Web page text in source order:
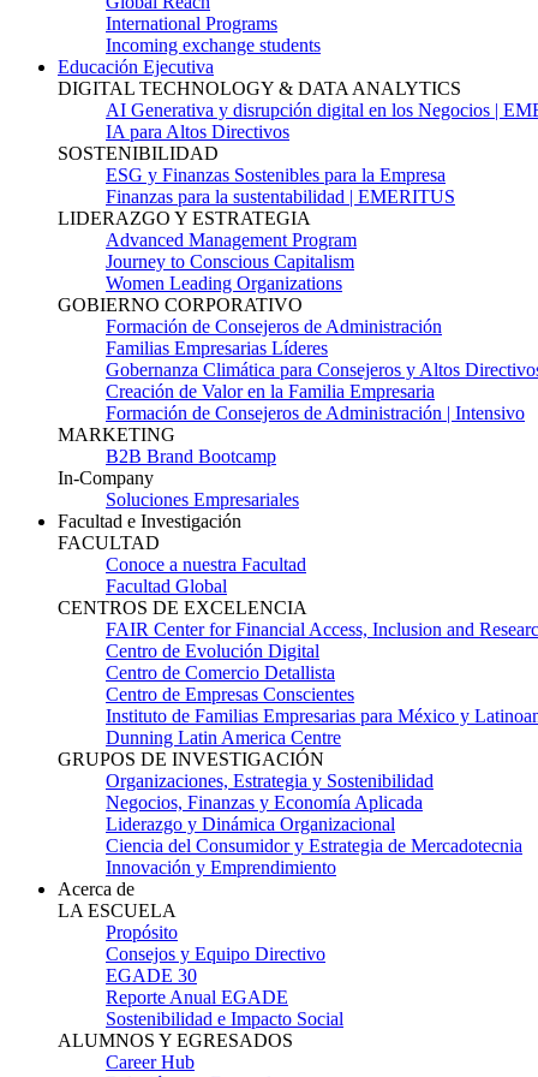
International Programs
Incoming exchange students
Educación Ejecutiva
DIGITAL TECHNOLOGY & DATA ANALYTICS
AI Generativa y disrupción digital en los Negocios |
IA para Altos Directivos
SOSTENIBILIDAD
ESG y Finanzas Sostenibles para la Empresa
Finanzas para la sustentabilidad | EMERITUS
LIDERAZGO Y ESTRATEGIA
Advanced Management Program
Journey to Conscious Capitalism
Women Leading Organizations
GOBIERNO CORPORATIVO
Formación de Consejeros de Administración
Familias Empresarias Líderes
Gobernanza Climática para Consejeros y Altos
Creación de Valor en la Familia Empresaria
Formación de Consejeros de Administración | Intensivo
MARKETING
B2B Brand Bootcamp
In-Company
Soluciones Empresariales
Facultad e Investigación
FACULTAD
Conoce a nuestra Facultad
Facultad Global
CENTROS DE EXCELENCIA
FAIR Center for Financial Access, Inclusion and
Centro de Evolución Digital
Centro de Comercio Detallista
Centro de Empresas Conscientes
Instituto de Familias Empresarias para México y
Dunning Latin America Centre
GRUPOS DE INVESTIGACIÓN
Organizaciones, Estrategia y Sostenibilidad
Negocios, Finanzas y Economía Aplicada
Liderazgo y Dinámica Organizacional
Ciencia del Consumidor y Estrategia de Mercadotecnia
Innovación y Emprendimiento
Acerca de
LA ESCUELA
Propósito
Consejos y Equipo Directivo
EGADE 30
Reporte Anual EGADE
Sostenibilidad e Impacto Social
ALUMNOS Y EGRESADOS
Career Hub